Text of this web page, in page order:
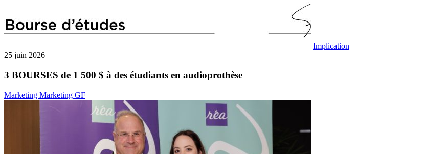
Implication
25 juin 2026
3 BOURSES de 1 500 $ à des étudiants en audioprothèse
Marketing Marketing GF